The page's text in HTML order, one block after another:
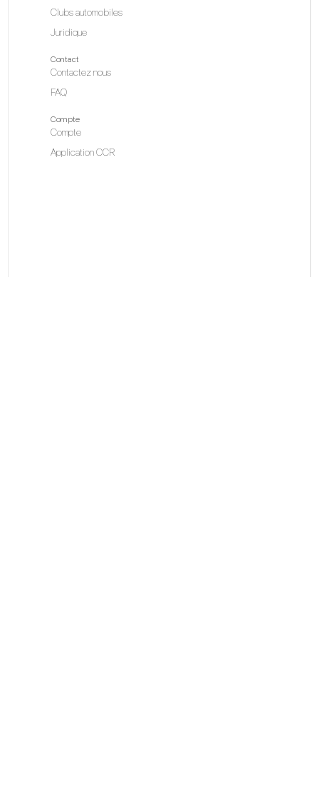
Clubs automobiles
Juridique
Contact
Contactez nous
FAQ
Compte
Compte
Application CCR